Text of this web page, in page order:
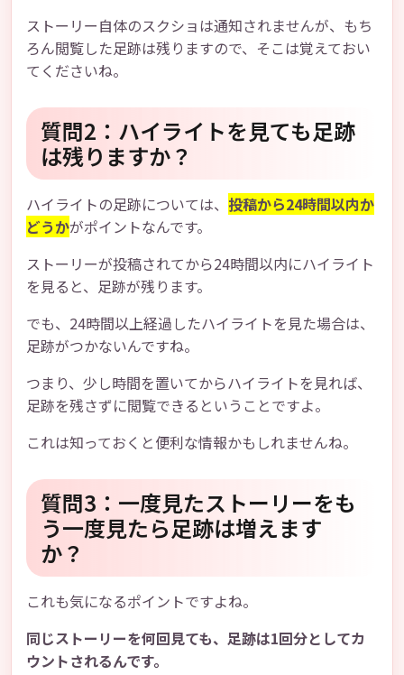
ストーリー自体のスクショは通知されませんが、もち
ろん閲覧した足跡は残りますので、そこは覚えておい
てくださいね。
質問2：ハイライトを見ても足跡
は残りますか？
ハイライトの足跡については、 投稿から24時間以内か
どうかがポイントなんです。
ストーリーが投稿されてから24時間以内にハイライト
を見ると、足跡が残ります。
でも、24時間以上経過したハイライトを見た場合は、
足跡がつかないんですね。
つまり、少し時間を置いてからハイライトを見れば、
足跡を残さずに閲覧できるということですよ。
これは知っておくと便利な情報かもしれませんね。
質問3：一度見たストーリーをも
う一度見たら足跡は増えます
か？
これも気になるポイントですよね。
同じストーリーを何回見ても、足跡は1回分としてカ
ウントされるんです。